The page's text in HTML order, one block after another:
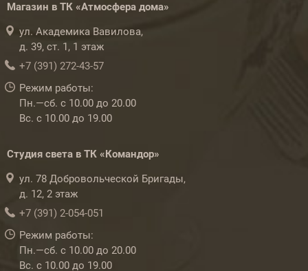
Магазин в ТК «Атмосфера дома»
ул. Академика Вавилова,
д. 39, ст. 1, 1 этаж
+7 (391) 272-43-57
Режим работы:
Пн.—сб. с 10.00 до 20.00
Вс. с 10.00 до 19.00
Студия света в ТК «Командор»
ул. 78 Добровольческой Бригады,
д. 12, 2 этаж
+7 (391) 2-054-051
Режим работы:
Пн.—сб. с 10.00 до 20.00
Вс. с 10.00 до 19.00